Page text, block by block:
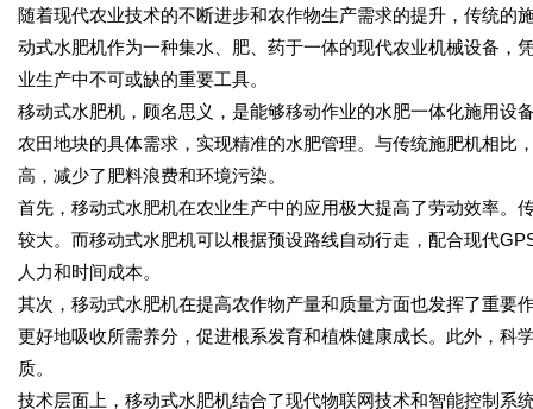
随着现代农业技术的不断进步和农作物生产需求的提升，传统
动式水肥机作为一种集水、肥、药于一体的现代农业机械设备，
业生产中不可或缺的重要工具。
移动式水肥机，顾名思义，是能够移动作业的水肥一体化施用设
农田地块的具体需求，实现精准的水肥管理。与传统施肥机相比
高，减少了肥料浪费和环境污染。
首先，移动式水肥机在农业生产中的应用极大提高了劳动效率。
较大。而移动式水肥机可以根据预设路线自动行走，配合现代
人力和时间成本。
其次，移动式水肥机在提高农作物产量和质量方面也发挥了重要
更好地吸收所需养分，促进根系发育和植株健康成长。此外，科
质。
技术层面上，移动式水肥机结合了现代物联网技术和智能控制系